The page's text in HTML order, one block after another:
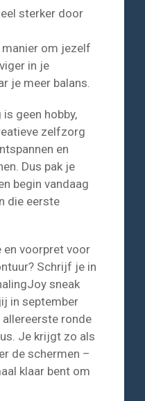
sterker door
om jezelf
in je
je meer balans.
geen hobby,
zelfzorg
en
Dus pak je
begin vandaag
die eerste
en voorpret voor
Schrijf je in
sneak
in september
allereerste ronde
Je krijgt zo als
de schermen –
klaar bent om